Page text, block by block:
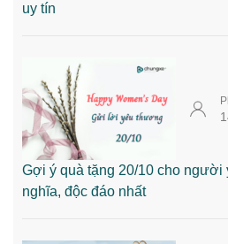
uy tín
Gợi ý quà tặng 20/10 cho người
nghĩa, độc đáo nhất